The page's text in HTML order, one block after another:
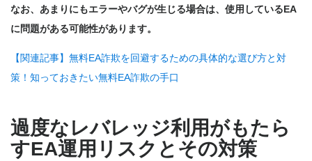
なお、あまりにもエラーやバグが生じる場合は、使用しているEA
に問題がある可能性があります。
【関連記事】無料EA詐欺を回避するための具体的な選び方と対
策！知っておきたい無料EA詐欺の手口
過度なレバレッジ利用がもたら
すEA運用リスクとその対策